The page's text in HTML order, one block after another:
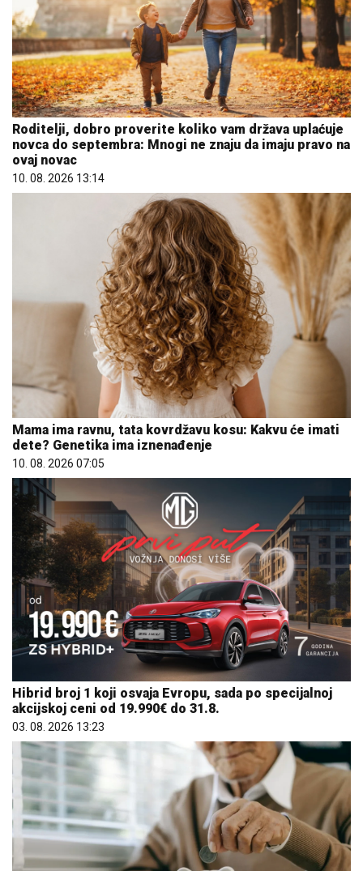
Roditelji, dobro proverite koliko vam država uplaćuje
novca do septembra: Mnogi ne znaju da imaju pravo na
ovaj novac
10. 08. 2026 13:14
Mama ima ravnu, tata kovrdžavu kosu: Kakvu će imati
dete? Genetika ima iznenađenje
10. 08. 2026 07:05
Hibrid broj 1 koji osvaja Evropu, sada po specijalnoj
akcijskoj ceni od 19.990€ do 31.8.
03. 08. 2026 13:23